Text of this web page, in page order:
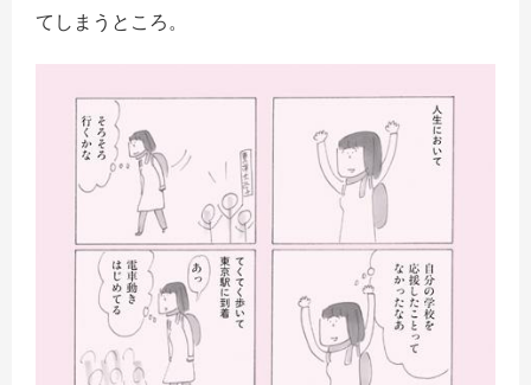
てしまうところ。